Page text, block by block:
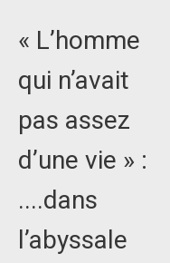
« L’homme
qui n’avait
pas assez
d’une vie » :
....dans
l’abyssale